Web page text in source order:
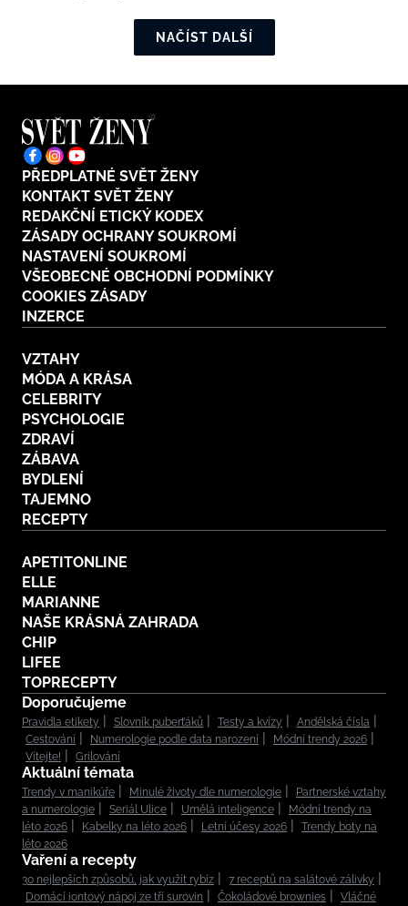
NAČÍST DALŠÍ
PŘEDPLATNÉ SVĚT ŽENY
KONTAKT SVĚT ŽENY
REDAKČNÍ ETICKÝ KODEX
ZÁSADY OCHRANY SOUKROMÍ
NASTAVENÍ SOUKROMÍ
VŠEOBECNÉ OBCHODNÍ PODMÍNKY
COOKIES ZÁSADY
INZERCE
VZTAHY
MÓDA A KRÁSA
CELEBRITY
PSYCHOLOGIE
ZDRAVÍ
ZÁBAVA
BYDLENÍ
TAJEMNO
RECEPTY
APETITONLINE
ELLE
MARIANNE
NAŠE KRÁSNÁ ZAHRADA
CHIP
LIFEE
TOPRECEPTY
Doporučujeme
Pravidla etikety Slovník puberťáků Testy a kvízy
Andělská čísla
Cestování
Numerologie podle data narození
Módní trendy 2026
Vítejte!
Grilování
Aktuální témata
Trendy v manikúře Minulé životy dle numerologie
Partnerské vztahy
a numerologie
Seriál Ulice Umělá inteligence
Módní trendy na
léto 2026
Kabelky na léto 2026 Letní účesy 2026
Trendy boty na
léto 2026
Vaření a recepty
30 nejlepších způsobů, jak využít rybíz
7 receptů na salátové zálivky
Domácí iontový nápoj ze tří surovin
Čokoládové brownies
Vláčné